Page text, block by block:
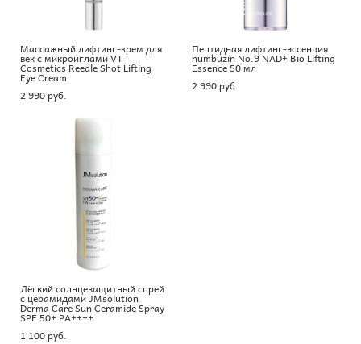
Массажный лифтинг-крем для
век с микроиглами VT
Cosmetics Reedle Shot Lifting
Eye Cream
2 990 pуб.
Пептидная лифтинг-эссенция
numbuzin No.9 NAD+ Bio Lifting
Essence 50 мл
2 990 pуб.
Лёгкий солнцезащитный спрей
с церамидами JMsolution
Derma Care Sun Ceramide Spray
SPF 50+ PA++++
1 100 pуб.